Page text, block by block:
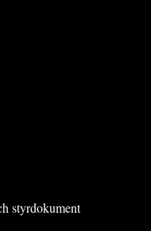
styrdokument